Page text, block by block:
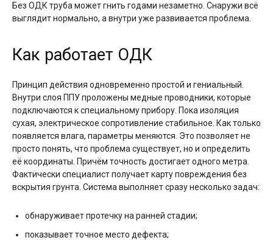
Без ОДК труба может гнить годами незаметно. Снаружи всё
выглядит нормально, а внутри уже развивается проблема.
Как работает ОДК
Принцип действия одновременно простой и гениальный.
Внутри слоя ППУ проложены медные проводники, которые
подключаются к специальному прибору. Пока изоляция
сухая, электрическое сопротивление стабильное. Как только
появляется влага, параметры меняются. Это позволяет не
просто понять, что проблема существует, но и определить
её координаты. Причём точность достигает одного метра.
Фактически специалист получает карту повреждения без
вскрытия грунта. Система выполняет сразу несколько задач:
обнаруживает протечку на ранней стадии;
показывает точное место дефекта;